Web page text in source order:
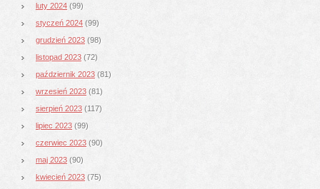
luty 2024 (99)
styczeń 2024 (99)
grudzień 2023 (98)
listopad 2023 (72)
październik 2023 (81)
wrzesień 2023 (81)
sierpień 2023 (117)
lipiec 2023 (99)
czerwiec 2023 (90)
maj 2023 (90)
kwiecień 2023 (75)